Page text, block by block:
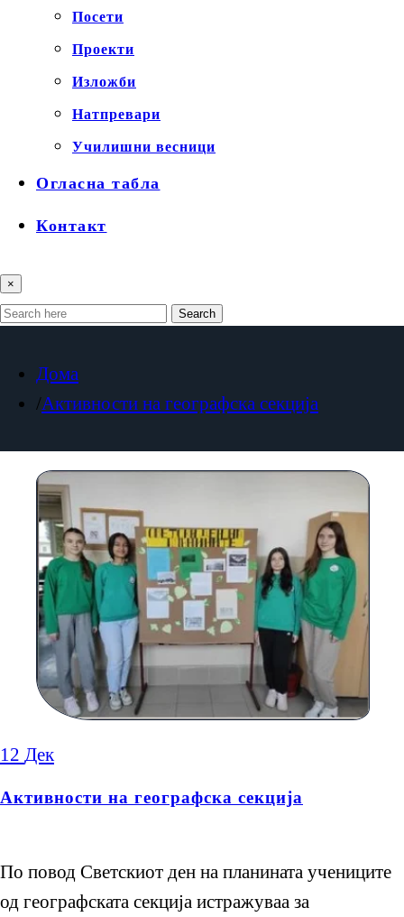
Посети
Проекти
Изложби
Натпревари
Училишни весници
Огласна табла
Контакт
×
Search
Дома
Активности на географска секција
12 Дек
Активности на географска секција
По повод Светскиот ден на планината учениците
од географската секција истражуваа за